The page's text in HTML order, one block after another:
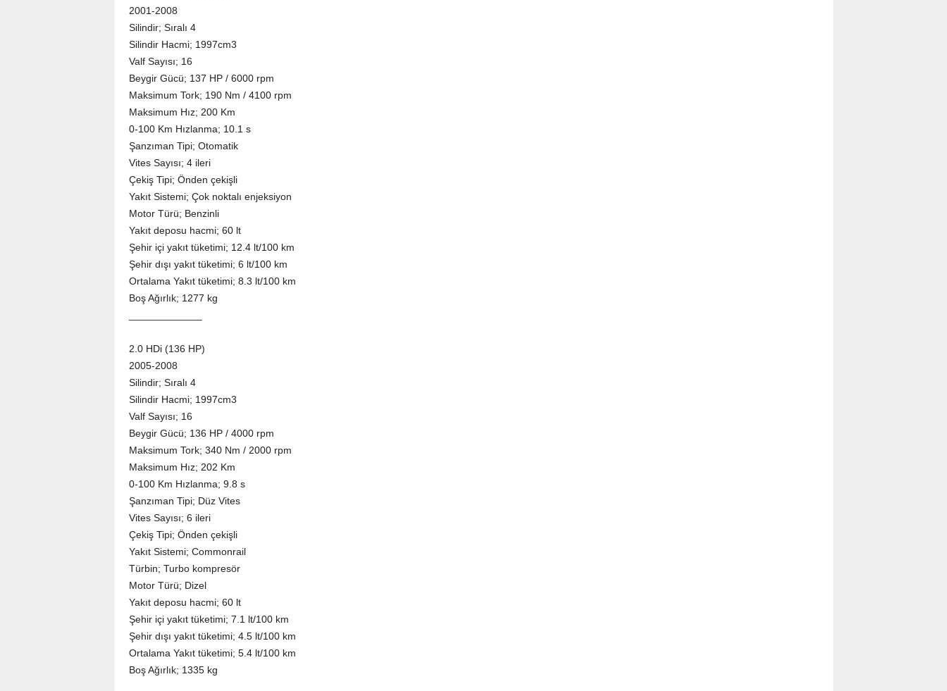
2001-2008
Silindir; Sıralı 4
Silindir Hacmi; 1997cm3
Valf Sayısı; 16
Beygir Gücü; 137 HP / 6000 rpm
Maksimum Tork; 190 Nm / 4100 rpm
Maksimum Hız; 200 Km
0-100 Km Hızlanma; 10.1 s
Şanzıman Tipi; Otomatik
Vites Sayısı; 4 ileri
Çekiş Tipi; Önden çekişli
Yakıt Sistemi; Çok noktalı enjeksiyon
Motor Türü; Benzinli
Yakıt deposu hacmi; 60 lt
Şehir içi yakıt tüketimi; 12.4 lt/100 km
Şehir dışı yakıt tüketimi; 6 lt/100 km
Ortalama Yakıt tüketimi; 8.3 lt/100 km
Boş Ağırlık; 1277 kg
2.0 HDi (136 HP)
2005-2008
Silindir; Sıralı 4
Silindir Hacmi; 1997cm3
Valf Sayısı; 16
Beygir Gücü; 136 HP / 4000 rpm
Maksimum Tork; 340 Nm / 2000 rpm
Maksimum Hız; 202 Km
0-100 Km Hızlanma; 9.8 s
Şanzıman Tipi; Düz Vites
Vites Sayısı; 6 ileri
Çekiş Tipi; Önden çekişli
Yakıt Sistemi; Commonrail
Türbin; Turbo kompresör
Motor Türü; Dizel
Yakıt deposu hacmi; 60 lt
Şehir içi yakıt tüketimi; 7.1 lt/100 km
Şehir dışı yakıt tüketimi; 4.5 lt/100 km
Ortalama Yakıt tüketimi; 5.4 lt/100 km
Boş Ağırlık; 1335 kg